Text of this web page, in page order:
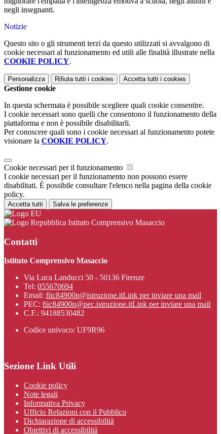
negli insegnanti.
Notizie
Questo sito o gli strumenti terzi da questo utilizzati si avvalgono di
cookie necessari al funzionamento ed utili alle finalità illustrate nella
COOKIE POLICY.
Personalizza Rifiuta tutti i cookies Accetta tutti i cookies
Gestione cookie
In questa schermata è possibile scegliere quali cookie consentire.
I cookie necessari sono quelli che consentono il funzionamento della
piattaforma e non è possibile disabilitarli.
Per conoscere quali sono i cookie necessari al funzionamento potete
visionare la COOKIE POLICY.
Cookie necessari per il funzionamento
I cookie necessari per il funzionamento non possono essere
disabilitati. È possibile consultare l'elenco nella pagina della cookie
policy.
Accetta tutti Salva le preferenze
Istituto Comprensivo Masaccio
Contatti
Istituto Comprensivo Masaccio
Via Luca Landucci 50 - 50136 Firenze
Tel: 055670694
Email: fiic84900n@istruzione.itLink per inviare una mail
PEC: fiic84900n@pec.istruzione.itLink per inviare una mail
C.F.: 94188530482
Codice univoco: UF9R96
Sezione Link Utili
Cookie policy
Note legali
Informativa Privacy
Ufficio Relazioni con il Pubblico
Dichiarazione di accessibilità
Obiettivi di accessibilità